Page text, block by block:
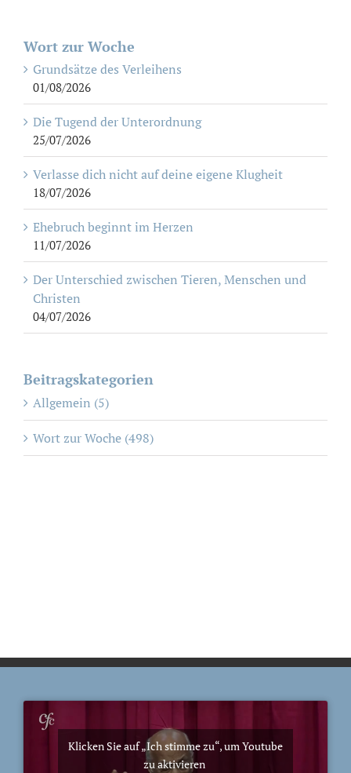
Wort zur Woche
Grundsätze des Verleihens
01/08/2026
Die Tugend der Unterordnung
25/07/2026
Verlasse dich nicht auf deine eigene Klugheit
18/07/2026
Ehebruch beginnt im Herzen
11/07/2026
Der Unterschied zwischen Tieren, Menschen und
Christen
04/07/2026
Beitragskategorien
Allgemein (5)
Wort zur Woche (498)
Klicken Sie auf „Ich stimme zu“, um Youtube
zu aktivieren